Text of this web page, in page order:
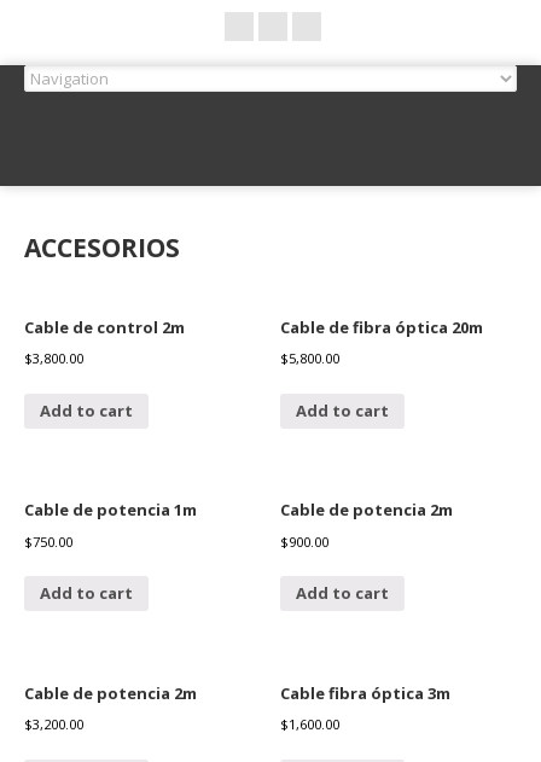
ACCESORIOS
Cable de control 2m
$3,800.00
Add to cart
Cable de fibra óptica 20m
$5,800.00
Add to cart
Cable de potencia 1m
$750.00
Add to cart
Cable de potencia 2m
$900.00
Add to cart
Cable de potencia 2m
$3,200.00
Cable fibra óptica 3m
$1,600.00